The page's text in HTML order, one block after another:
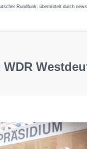
Rundfunk, übermittelt durch news